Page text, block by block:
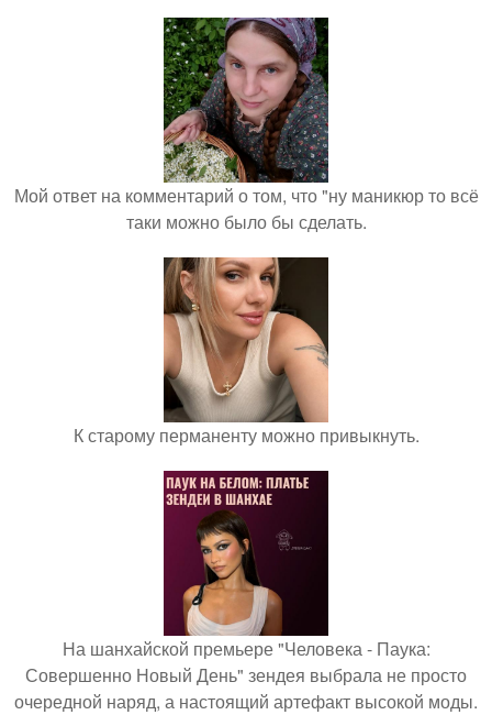
Мой ответ на комментарий о том, что "ну маникюр то всё
таки можно было бы сделать.
К старому перманенту можно привыкнуть.
На шанхайской премьере "Человека - Паука:
Совершенно Новый День" зендея выбрала не просто
очередной наряд, а настоящий артефакт высокой моды.